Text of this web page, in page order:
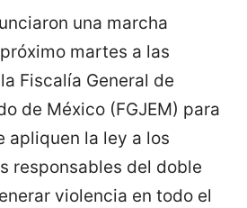
una marcha
martes a las
Fiscalía General de
de México (FGJEM) para
apliquen la ley a los
responsables del doble
violencia en todo el